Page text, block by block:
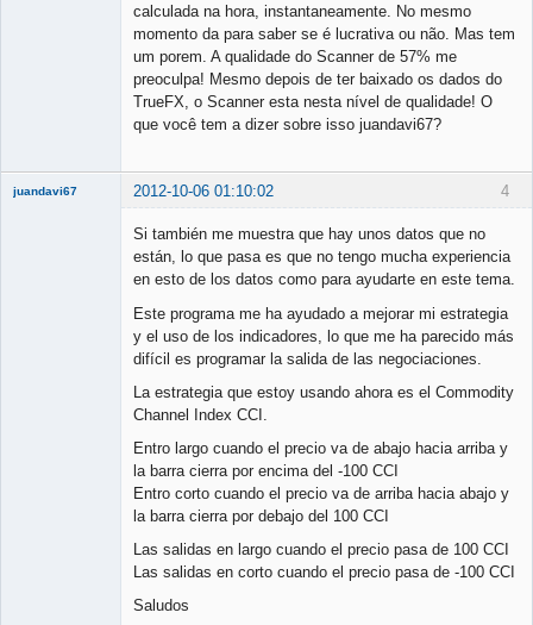
calculada na hora, instantaneamente. No mesmo
momento da para saber se é lucrativa ou não. Mas tem
um porem. A qualidade do Scanner de 57% me
preoculpa! Mesmo depois de ter baixado os dados do
TrueFX, o Scanner esta nesta nível de qualidade! O
que você tem a dizer sobre isso juandavi67?
4
juandavi67 2012-10-06 01:10:02
Si también me muestra que hay unos datos que no
están, lo que pasa es que no tengo mucha experiencia
en esto de los datos como para ayudarte en este tema.
Este programa me ha ayudado a mejorar mi estrategia
y el uso de los indicadores, lo que me ha parecido más
difícil es programar la salida de las negociaciones.
La estrategia que estoy usando ahora es el Commodity
Channel Index CCI.
Entro largo cuando el precio va de abajo hacia arriba y
la barra cierra por encima del -100 CCI
Entro corto cuando el precio va de arriba hacia abajo y
la barra cierra por debajo del 100 CCI
Las salidas en largo cuando el precio pasa de 100 CCI
Las salidas en corto cuando el precio pasa de -100 CCI
Saludos